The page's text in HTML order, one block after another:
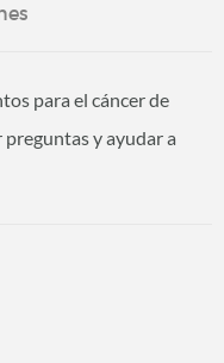
para el cáncer de
y ayudar a